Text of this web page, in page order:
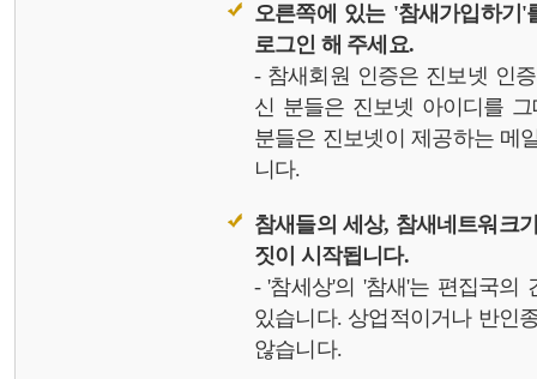
오른쪽에 있는 '참새가입하기
로그인 해 주세요.
- 참새회원 인증은 진보넷 인
신 분들은 진보넷 아이디를
분들은 진보넷이 제공하는 메
니다.
참새들의 세상, 참새네트워크
짓이 시작됩니다.
- '참세상'의 '참새'는 편집국의
있습니다. 상업적이거나 반인
않습니다.